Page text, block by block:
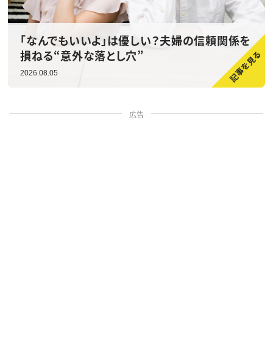
「なんでもいいよ」は優しい？夫婦の信頼関係を
損ねる“意外な落とし穴”
2026.08.05
広告